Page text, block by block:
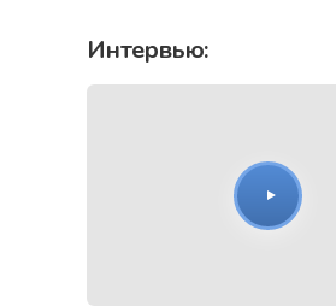
Интервью: